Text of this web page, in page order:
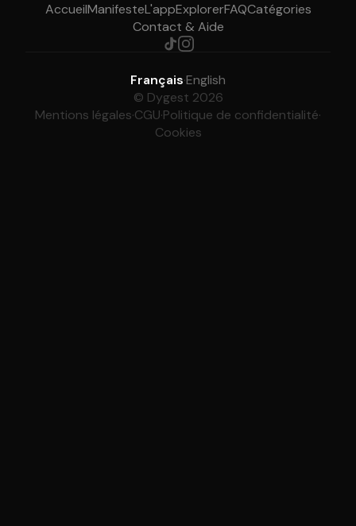
AccueilManifesteL'appExplorerFAQCatégories
Contact & Aide
Français·English
© Dygest 2026
Mentions légales·CGU·Politique de confidentialité·
Cookies